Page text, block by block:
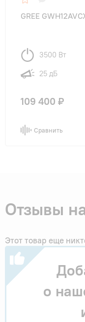
GREE
3500 Вт
25 дБ
109 400 ₽
Сравнить
Отзывы
Этот товар еще
о